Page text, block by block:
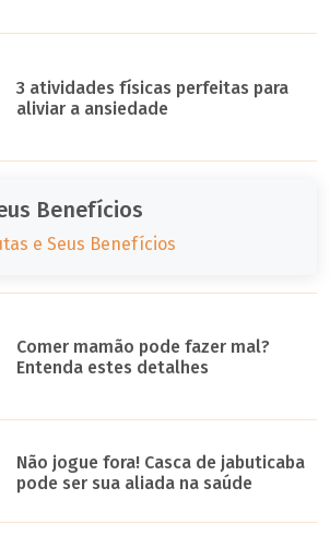
3 atividades físicas perfeitas para
aliviar a ansiedade
Benefícios
e Seus Benefícios
Comer mamão pode fazer mal?
Entenda estes detalhes
Não jogue fora! Casca de jabuticaba
pode ser sua aliada na saúde